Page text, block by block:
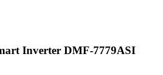
Inverter DMF-7779ASI